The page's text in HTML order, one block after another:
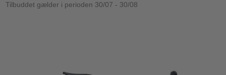
Tilbuddet gælder i perioden 30/07 - 30/08